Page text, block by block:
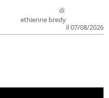
di
ethienne bredy
il 07/08/2026